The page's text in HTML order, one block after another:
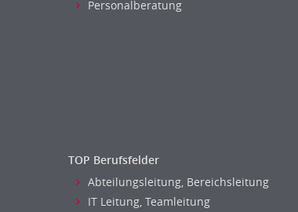
Personalberatung
TOP Berufsfelder
Abteilungsleitung, Bereichsleitung
IT Leitung, Teamleitung